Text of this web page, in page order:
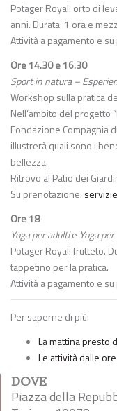
Potager Royal: orto di
anni. Durata: 1 ora e
Attività a pagamento e
Ore 14.30 e 16.30
Sport in natura –
Workshop sulla pratica
Nell’ambito del progetto
Fondazione Compagnia
illustrerà quali sono i
bellezza.
Ritrovo al Patio dei
Su prenotazione:
Ore 18
Yoga per adultie Yoga
Potager Royal: frutteto.
tappetino per la pratica.
Attività a pagamento e
Per saperne di più:
La mattina presto
Le attività dalle
DOVE
Piazza della